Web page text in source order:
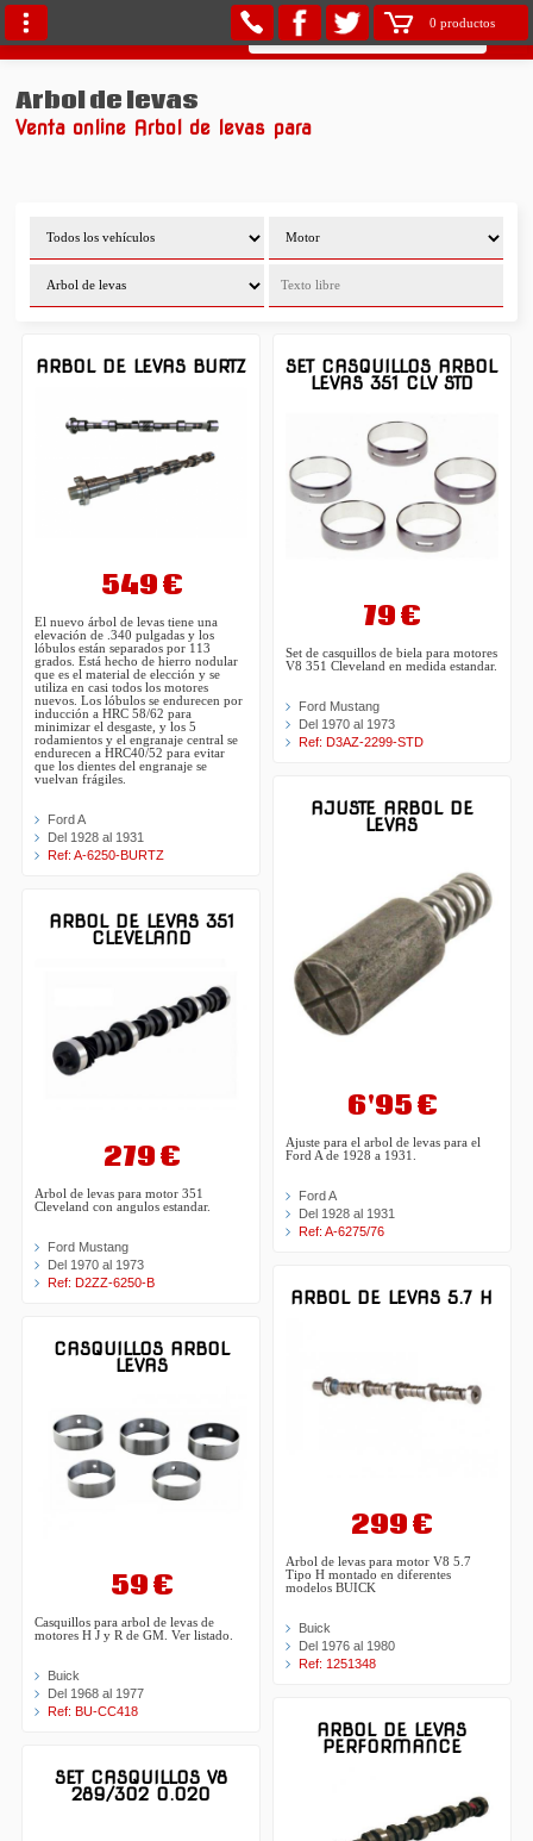
0 productos
Arbol de levas
Venta online Arbol de levas para
ARBOL DE LEVAS BURTZ
549 €
El nuevo árbol de levas tiene una
elevación de .340 pulgadas y los
lóbulos están separados por 113
grados. Está hecho de hierro nodular
que es el material de elección y se
utiliza en casi todos los motores
nuevos. Los lóbulos se endurecen por
inducción a HRC 58/62 para
minimizar el desgaste, y los 5
rodamientos y el engranaje central se
endurecen a HRC40/52 para evitar
que los dientes del engranaje se
vuelvan frágiles.
Ford A
Del 1928 al 1931
Ref: A-6250-BURTZ
ARBOL DE LEVAS 351
CLEVELAND
279 €
Arbol de levas para motor 351
Cleveland con angulos estandar.
Ford Mustang
Del 1970 al 1973
Ref: D2ZZ-6250-B
CASQUILLOS ARBOL
LEVAS
59 €
Casquillos para arbol de levas de
motores H J y R de GM. Ver listado.
Buick
Del 1968 al 1977
Ref: BU-CC418
SET CASQUILLOS V8
289/302 0.020
SET CASQUILLOS ARBOL
LEVAS 351 CLV STD
79 €
Set de casquillos de biela para motores
V8 351 Cleveland en medida estandar.
Ford Mustang
Del 1970 al 1973
Ref: D3AZ-2299-STD
AJUSTE ARBOL DE
LEVAS
6'95 €
Ajuste para el arbol de levas para el
Ford A de 1928 a 1931.
Ford A
Del 1928 al 1931
Ref: A-6275/76
ARBOL DE LEVAS 5.7 H
299 €
Arbol de levas para motor V8 5.7
Tipo H montado en diferentes
modelos BUICK
Buick
Del 1976 al 1980
Ref: 1251348
ARBOL DE LEVAS
PERFORMANCE